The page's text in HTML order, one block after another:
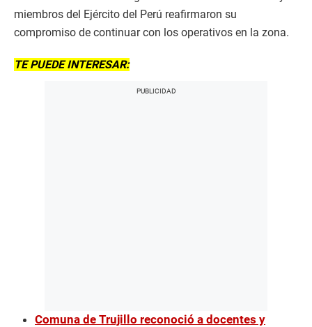
miembros del Ejército del Perú reafirmaron su
compromiso de continuar con los operativos en la zona.
TE PUEDE INTERESAR:
Comuna de Trujillo reconoció a docentes y